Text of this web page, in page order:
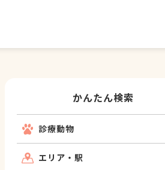
かんたん検索
診療動物
エリア・駅